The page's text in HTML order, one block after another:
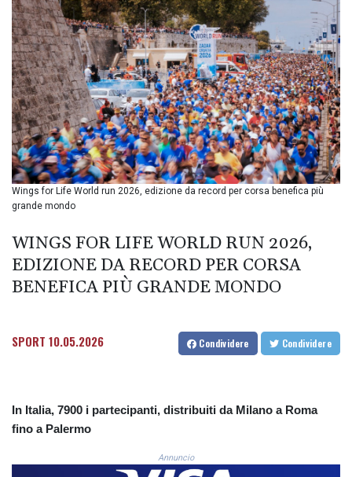
BIF 3453.99514
BMD 1.156149
BND 1.48134
BOB 13.739681
BRL 5.892665
BSD 1.156009
BTN 110.002458
BWP 15.603659
BYN 3.442252
BYR
22660.520413
BZD 2.324924
2615.791646
CHF 0.933942
CLF 0.026753
CLP
CNY 7.801236
CNH 7.796982
CUC 1.156149
CVE 110.647961
CZK 24.266354
Wings for Life World run 2026, edizione da record per corsa benefica più
grande mondo
WINGS FOR LIFE WORLD RUN 2026,
EDIZIONE DA RECORD PER CORSA
BENEFICA PIÙ GRANDE MONDO
SPORT 10.05.2026 Condividere Condividere
In Italia, 7900 i partecipanti, distribuiti da Milano a Roma
fino a Palermo
Annuncio